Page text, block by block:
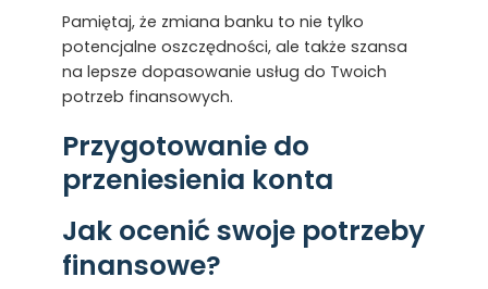
Pamiętaj, że zmiana banku to nie tylko
potencjalne oszczędności, ale także szansa
na lepsze dopasowanie usług do Twoich
potrzeb finansowych.
Przygotowanie do
przeniesienia konta
Jak ocenić swoje potrzeby
finansowe?